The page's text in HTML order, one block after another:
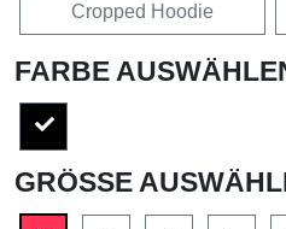
Cropped Hoodie
FARBE
GRÖSSE